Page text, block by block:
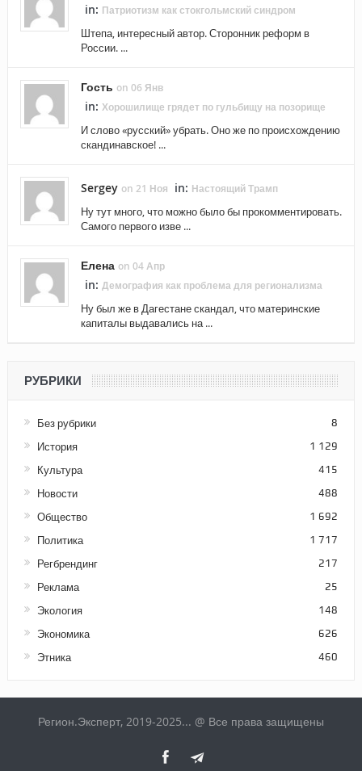
in: Патриотизм как стокгольмский синдром
Штепа, интересный автор. Сторонник реформ в
России. ...
Гость on 06 Янв
in: Хорошилище грядет по гульбищу на позорище
И слово «русский» убрать. Оно же по происхождению
скандинавское! ...
Sergey on 21 Ноя in: Настоящий Трамп
Ну тут много, что можно было бы прокомментировать.
Самого первого изве ...
Елена on 04 Апр
in: Демография как проблема для регионализма
Ну был же в Дагестане скандал, что материнские
капиталы выдавались на ...
РУБРИКИ
Без рубрики 8
История 1 129
Культура 415
Новости 488
Общество 1 692
Политика 1 717
Регбрендинг 217
Реклама 25
Экология 148
Экономика 626
Этника 460
Регион.Эксперт, 2019-2025... @ Все права защищены